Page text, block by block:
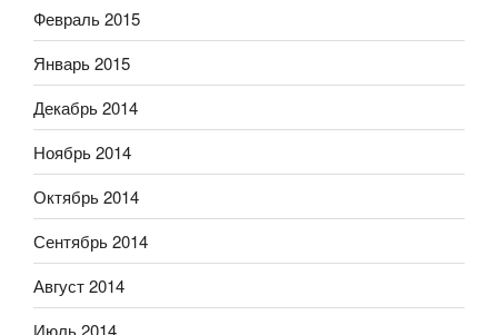
Февраль 2015
Январь 2015
Декабрь 2014
Ноябрь 2014
Октябрь 2014
Сентябрь 2014
Август 2014
Июль 2014